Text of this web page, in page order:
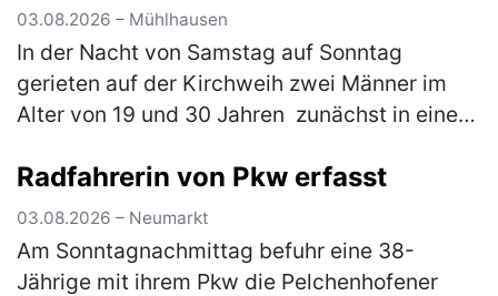
03.08.2026 – Mühlhausen
In der Nacht von Samstag auf Sonntag
gerieten auf der Kirchweih zwei Männer im
Alter von 19 und 30 Jahren zunächst in einen
Jüngere ein Messer und bedr…(mehr)
Radfahrerin von Pkw erfasst
03.08.2026 – Neumarkt
Am Sonntagnachmittag befuhr eine 38-
Jährige mit ihrem Pkw die Pelchenhofener